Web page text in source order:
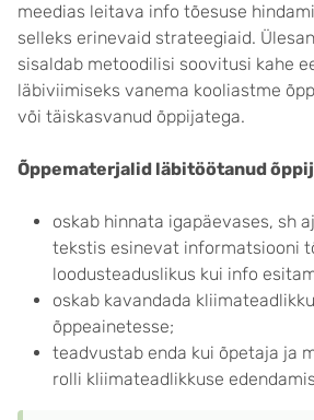
meedias leitava info tõesuse
selleks erinevaid strateegiaid.
sisaldab metoodilisi soovitusi kahe
läbiviimiseks vanema kooliastme
või täiskasvanud õppijatega.
Õppematerjalid läbitöötanud
oskab hinnata igapäevases, sh
tekstis esinevat informatsiooni
loodusteaduslikus kui info
oskab kavandada
õppeainetesse;
teadvustab enda kui õpetaja ja
rolli kliimateadlikkuse